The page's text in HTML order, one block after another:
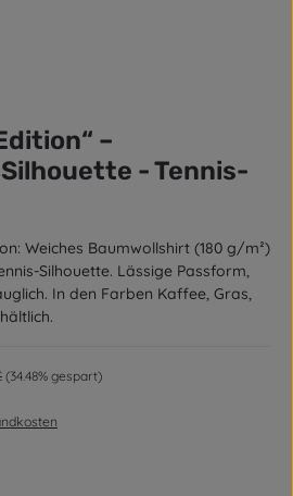
–
- Tennis-
Weiches Baumwollshirt (180 g/m²)
Silhouette. Lässige Passform,
In den Farben Kaffee, Gras,
Preis:
(34.48% gespart)
von 0 von 5 Sternen